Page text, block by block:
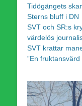
Tidögängets
Sterns bluff i DN
SVT och SR:s
värdelös
SVT krattar
”En fruktansvärd